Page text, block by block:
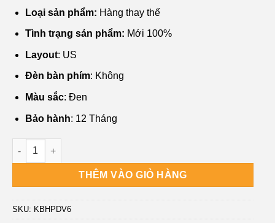
Loại sản phẩm: Hàng thay thế
Tình trạng sản phẩm: Mới 100%
Layout: US
Đèn bàn phím: Không
Màu sắc: Đen
Bảo hành: 12 Tháng
Dv Bán Bàn Phím Laptop HP DV6 Sài gòn số lượng
THÊM VÀO GIỎ HÀNG
SKU: KBHPDV6